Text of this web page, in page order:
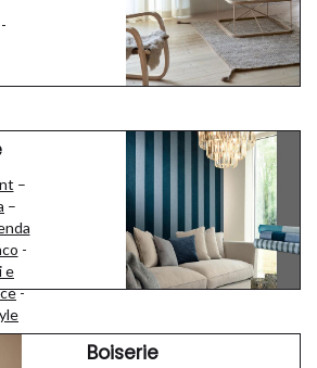
-
–
–
-
e
-
Boiserie